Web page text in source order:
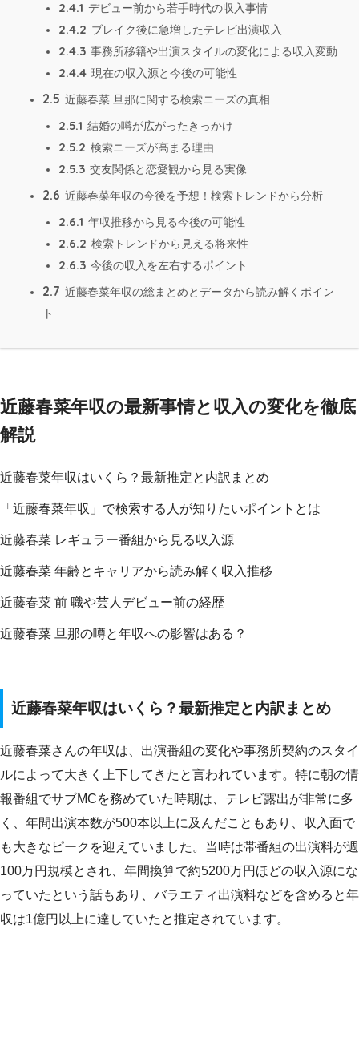
2.4.1 デビュー前から若手時代の収入事情
2.4.2 ブレイク後に急増したテレビ出演収入
2.4.3 事務所移籍や出演スタイルの変化による収入変動
2.4.4 現在の収入源と今後の可能性
2.5 近藤春菜 旦那に関する検索ニーズの真相
2.5.1 結婚の噂が広がったきっかけ
2.5.2 検索ニーズが高まる理由
2.5.3 交友関係と恋愛観から見る実像
2.6 近藤春菜年収の今後を予想！検索トレンドから分析
2.6.1 年収推移から見る今後の可能性
2.6.2 検索トレンドから見える将来性
2.6.3 今後の収入を左右するポイント
2.7 近藤春菜年収の総まとめとデータから読み解くポイン
ト
近藤春菜年収の最新事情と収入の変化を徹底
解説
近藤春菜年収はいくら？最新推定と内訳まとめ
「近藤春菜年収」で検索する人が知りたいポイントとは
近藤春菜 レギュラー番組から見る収入源
近藤春菜 年齢とキャリアから読み解く収入推移
近藤春菜 前 職や芸人デビュー前の経歴
近藤春菜 旦那の噂と年収への影響はある？
近藤春菜年収はいくら？最新推定と内訳まとめ
近藤春菜さんの年収は、出演番組の変化や事務所契約のスタイ
ルによって大きく上下してきたと言われています。特に朝の情
報番組でサブMCを務めていた時期は、テレビ露出が非常に多
く、年間出演本数が500本以上に及んだこともあり、収入面で
も大きなピークを迎えていました。当時は帯番組の出演料が週
100万円規模とされ、年間換算で約5200万円ほどの収入源にな
っていたという話もあり、バラエティ出演料などを含めると年
収は1億円以上に達していたと推定されています。